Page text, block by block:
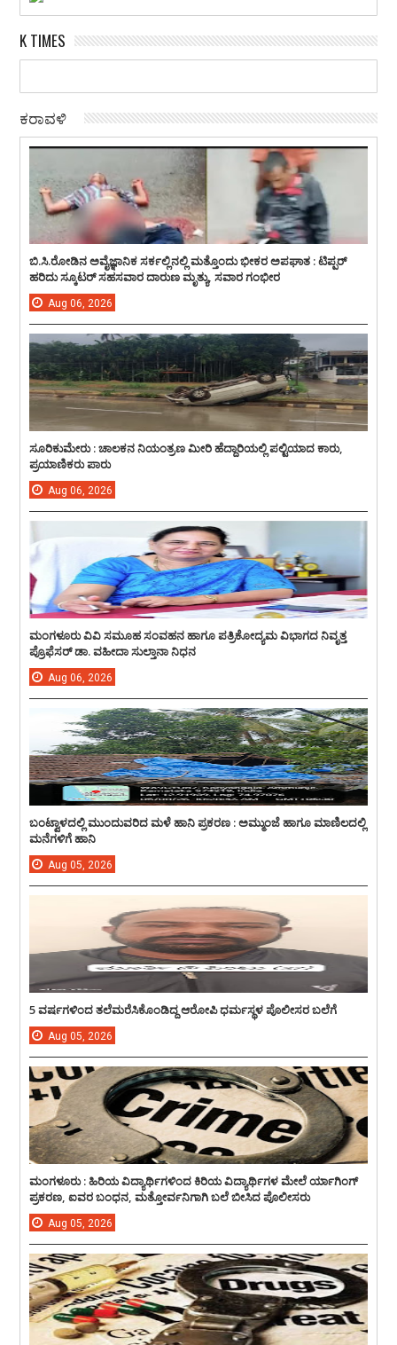
K TIMES
ಕರಾವಳಿ
ಬಿ.ಸಿ.ರೋಡಿನ ಅವೈಜ್ಞಾನಿಕ ಸರ್ಕಲ್ಲಿನಲ್ಲಿ ಮತ್ತೊಂದು ಭೀಕರ ಅಪಘಾತ : ಟಿಪ್ಪರ್
ಹರಿದು ಸ್ಕೂಟರ್ ಸಹಸವಾರ ದಾರುಣ ಮೃತ್ಯು, ಸವಾರ ಗಂಭೀರ
Aug 06, 2026
ಸೂರಿಕುಮೇರು : ಚಾಲಕನ ನಿಯಂತ್ರಣ ಮೀರಿ ಹೆದ್ದಾರಿಯಲ್ಲಿ ಪಲ್ಟಿಯಾದ ಕಾರು,
ಪ್ರಯಾಣಿಕರು ಪಾರು
Aug 06, 2026
ಮಂಗಳೂರು ವಿವಿ ಸಮೂಹ ಸಂವಹನ ಹಾಗೂ ಪತ್ರಿಕೋದ್ಯಮ ವಿಭಾಗದ ನಿವೃತ್ತ
ಪ್ರೊಫೆಸರ್ ಡಾ. ವಹೀದಾ ಸುಲ್ತಾನಾ ನಿಧನ
Aug 06, 2026
ಬಂಟ್ವಾಳದಲ್ಲಿ ಮುಂದುವರಿದ ಮಳೆ ಹಾನಿ ಪ್ರಕರಣ : ಅಮ್ಮುಂಜೆ ಹಾಗೂ ಮಾಣಿಲದಲ್ಲಿ
ಮನೆಗಳಿಗೆ ಹಾನಿ
Aug 05, 2026
5 ವರ್ಷಗಳಿಂದ ತಲೆಮರೆಸಿಕೊಂಡಿದ್ದ ಆರೋಪಿ ಧರ್ಮಸ್ಥಳ ಪೊಲೀಸರ ಬಲೆಗೆ
Aug 05, 2026
ಮಂಗಳೂರು : ಹಿರಿಯ ವಿದ್ಯಾರ್ಥಿಗಳಿಂದ ಕಿರಿಯ ವಿದ್ಯಾರ್ಥಿಗಳ ಮೇಲೆ ರ್ಯಾಗಿಂಗ್
ಪ್ರಕರಣ, ಐವರ ಬಂಧನ, ಮತ್ತೋರ್ವನಿಗಾಗಿ ಬಲೆ ಬೀಸಿದ ಪೊಲೀಸರು
Aug 05, 2026